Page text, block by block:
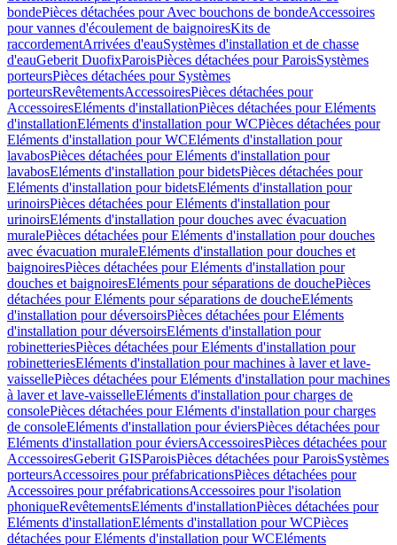
bondePièces détachées pour Avec bouchons de bondeAccessoires
pour vannes d'écoulement de baignoiresKits de
raccordementArrivées d'eauSystèmes d'installation et de chasse
d'eauGeberit DuofixParoisPièces détachées pour ParoisSystèmes
porteursPièces détachées pour Systèmes
porteursRevêtementsAccessoiresPièces détachées pour
AccessoiresEléments d'installationPièces détachées pour Eléments
d'installationEléments d'installation pour WCPièces détachées pour
Eléments d'installation pour WCEléments d'installation pour
lavabosPièces détachées pour Eléments d'installation pour
lavabosEléments d'installation pour bidetsPièces détachées pour
Eléments d'installation pour bidetsEléments d'installation pour
urinoirsPièces détachées pour Eléments d'installation pour
urinoirsEléments d'installation pour douches avec évacuation
muralePièces détachées pour Eléments d'installation pour douches
avec évacuation muraleEléments d'installation pour douches et
baignoiresPièces détachées pour Eléments d'installation pour
douches et baignoiresEléments pour séparations de douchePièces
détachées pour Eléments pour séparations de doucheEléments
d'installation pour déversoirsPièces détachées pour Eléments
d'installation pour déversoirsEléments d'installation pour
robinetteriesPièces détachées pour Eléments d'installation pour
robinetteriesEléments d'installation pour machines à laver et lave-
vaissellePièces détachées pour Eléments d'installation pour machines
à laver et lave-vaisselleEléments d'installation pour charges de
consolePièces détachées pour Eléments d'installation pour charges
de consoleEléments d'installation pour éviersPièces détachées pour
Eléments d'installation pour éviersAccessoiresPièces détachées pour
AccessoiresGeberit GISParoisPièces détachées pour ParoisSystèmes
porteursAccessoires pour préfabricationsPièces détachées pour
Accessoires pour préfabricationsAccessoires pour l'isolation
phoniqueRevêtementsEléments d'installationPièces détachées pour
Eléments d'installationEléments d'installation pour WCPièces
détachées pour Eléments d'installation pour WCEléments